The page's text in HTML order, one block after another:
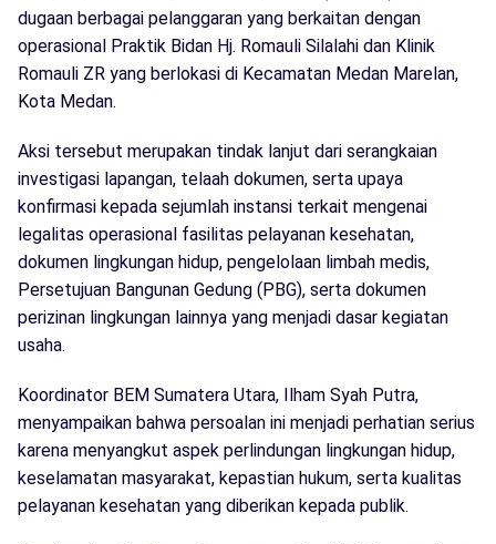
dugaan berbagai pelanggaran yang berkaitan dengan
operasional Praktik Bidan Hj. Romauli Silalahi dan Klinik
Romauli ZR yang berlokasi di Kecamatan Medan Marelan,
Kota Medan.
Aksi tersebut merupakan tindak lanjut dari serangkaian
investigasi lapangan, telaah dokumen, serta upaya
konfirmasi kepada sejumlah instansi terkait mengenai
legalitas operasional fasilitas pelayanan kesehatan,
dokumen lingkungan hidup, pengelolaan limbah medis,
Persetujuan Bangunan Gedung (PBG), serta dokumen
perizinan lingkungan lainnya yang menjadi dasar kegiatan
usaha.
Koordinator BEM Sumatera Utara, Ilham Syah Putra,
menyampaikan bahwa persoalan ini menjadi perhatian serius
karena menyangkut aspek perlindungan lingkungan hidup,
keselamatan masyarakat, kepastian hukum, serta kualitas
pelayanan kesehatan yang diberikan kepada publik.